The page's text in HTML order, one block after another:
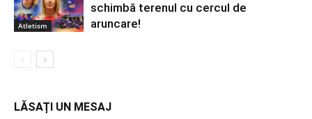
Atletism
schimbă terenul cu cercul de
aruncare!
LĂSAȚI UN MESAJ